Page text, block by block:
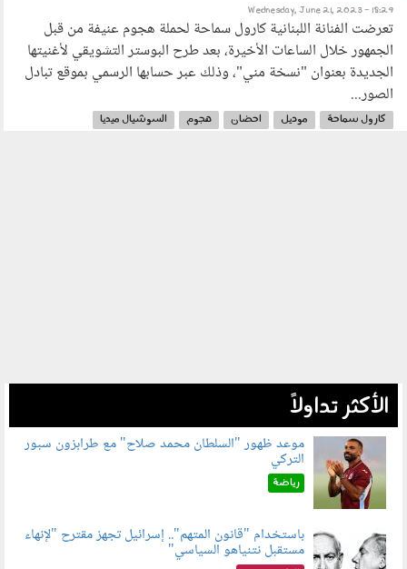
Wednesday, June 21, 2023 - 18:29
تعرضت الفنانة اللبنانية كارول سماحة لحملة هجوم عنيفة من قبل
الجمهور خلال الساعات الأخيرة، بعد طرح البوستر التشويقي لأغنيتها
الجديدة بعنوان "نسخة مني"، وذلك عبر حسابها الرسمي بموقع تبادل
الصور...
كارول سماحة موديل احضان هجوم
السوشيال ميديا
الأكثر تداولاً
090802.jpg
موعد ظهور "السلطان محمد صلاح" مع طرابزون سبور
التركي
رياضة
090801.jpg
باستخدام "قانون المتهم".. إسرائيل تجهز مقترح "لإنهاء
مستقبل نتنياهو السياسي"